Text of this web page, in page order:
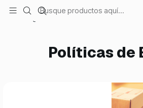
Políticas de